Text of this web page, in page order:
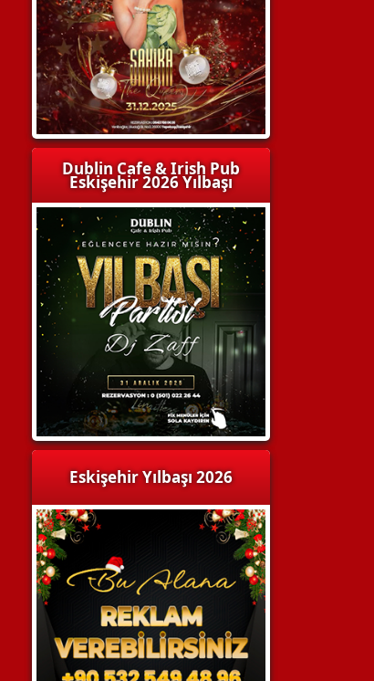
Dublin Cafe & Irish Pub
Eskişehir 2026 Yılbaşı
Eskişehir Yılbaşı 2026